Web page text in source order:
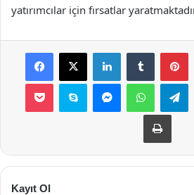
yatırımcılar için fırsatlar
Facebook
X LinkedInTumblr
Pocket Skype Messenger
Kayıt Ol